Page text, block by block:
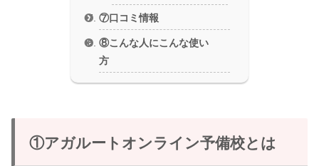
⑦口コミ情報
⑧こんな人にこんな使い
方
①アガルートオンライン予備校とは